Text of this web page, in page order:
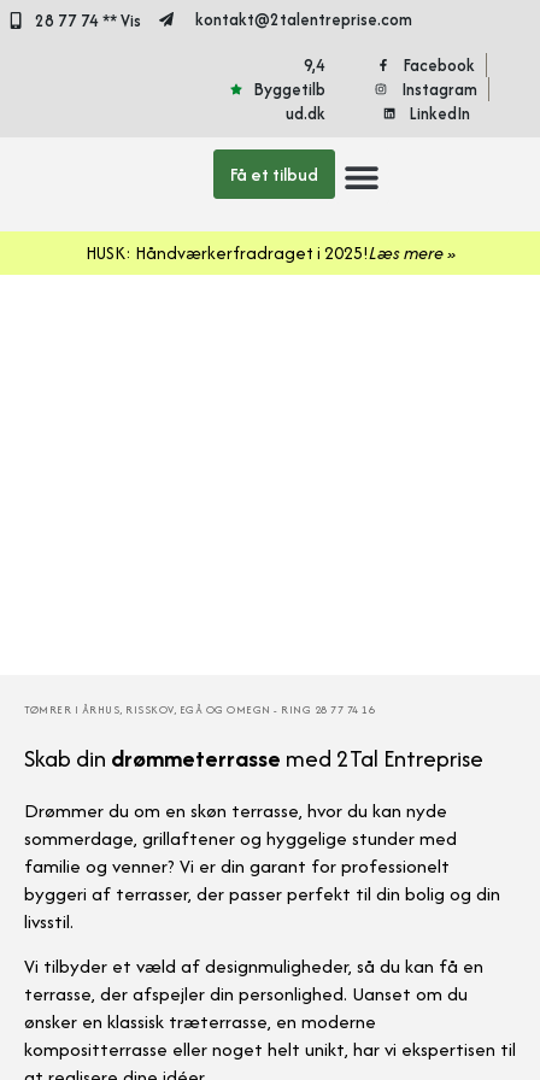
28 77 74 ** Vis
kontakt@2talentreprise.com
9,4
Byggetilb
ud.dk
Facebook
Instagram
LinkedIn
Få et tilbud
HUSK: Håndværkerfradraget i 2025!Læs mere »
TØMRER I ÅRHUS, RISSKOV, EGÅ OG OMEGN - RING 28 77 74 16
Skab din drømmeterrasse med 2Tal Entreprise
Drømmer du om en skøn terrasse, hvor du kan nyde
sommerdage, grillaftener og hyggelige stunder med
familie og venner? Vi er din garant for professionelt
byggeri af terrasser, der passer perfekt til din bolig og din
livsstil.
Vi tilbyder et væld af designmuligheder, så du kan få en
terrasse, der afspejler din personlighed. Uanset om du
ønsker en klassisk træterrasse, en moderne
kompositterrasse eller noget helt unikt, har vi ekspertisen til